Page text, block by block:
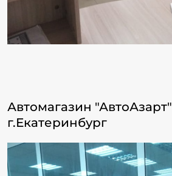
Автомагазин "АвтоАзарт"
г.Екатеринбург